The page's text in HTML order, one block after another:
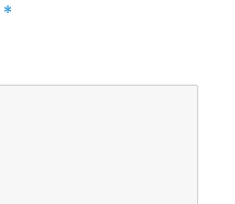
*